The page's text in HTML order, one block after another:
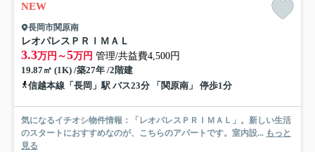
NEW
長岡市関原南
レオパレスＰＲＩＭＡＬ
3.3万円～5万円 管理/共益費4,500円
19.87㎡ (1K) /築27年 /2階建
信越本線「長岡」駅 バス23分 「関原南」 停歩1分
気になるイチオシ物件情報：「レオパレスＰＲＩＭＡＬ」。新しい生活
のスタートにおすすめなのが、こちらのアパートです。室内設... もっと
見る